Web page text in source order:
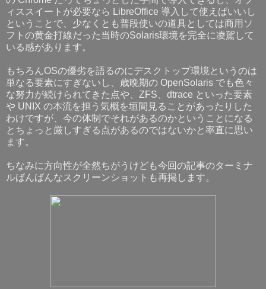
ィススイートが必要なら LibreOffice 導入して使えばいいし
ということで、少なくとも普段使いの道具としては商用ソ
フトの黄金打線だった当時のSolaris環境を完全に凌駕して
いる感があります。
もちろんOSの優劣を語るのにデスクトップ環境というのは
単なる要素にすぎないし、歳晩期の OpenSolaris でも色々
な努力が続けられてきた点や、ZFS、dtrace といった要素
や UNIX の本流を担う気概を垣間見ることがあったりした
わけですが、今の体制でそれがあるのかということになる
とちょっと厳しすぎる点があるのではないかと率直に思い
ます。
ちなみに方向性が全然ちがうけども今回の記事のターミナ
ルばんばんなスクリーンショットも再掲します。